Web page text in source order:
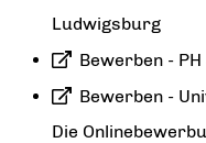
Ludwigsburg
Bewerben -
Bewerben -
Die